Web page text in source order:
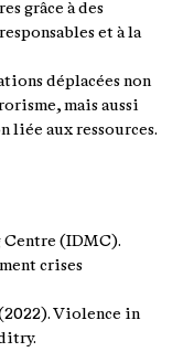
grâce à des
et à la
déplacées non
mais aussi
liée aux ressources.
(IDMC).
crises
Violence in